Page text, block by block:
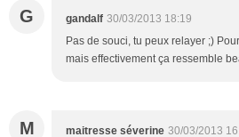
G gandalf 30/03/2013 18:19
Pas de souci, tu peux relayer ;)
mais effectivement ça ressemble
M maitresse séverine 30/03/2013